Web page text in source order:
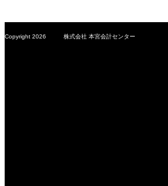
Copyright 2026 株式会社 本宮会計センター